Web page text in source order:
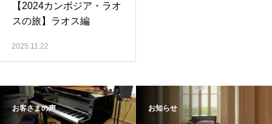
【2024カンボジア・ラオ
スの旅】ラオス編
2025.11.22
お客さまの声 お知らせ